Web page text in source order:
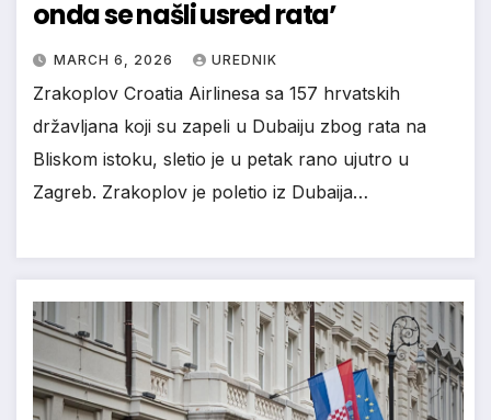
onda se našli usred rata’
MARCH 6, 2026 UREDNIK
Zrakoplov Croatia Airlinesa sa 157 hrvatskih
državljana koji su zapeli u Dubaiju zbog rata na
Bliskom istoku, sletio je u petak rano ujutro u
Zagreb. Zrakoplov je poletio iz Dubaija…